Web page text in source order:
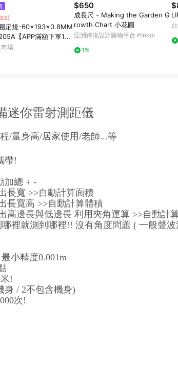
定規-60x193x0.8MM
【APP滿額下單1
一帳號最高1500點)】
場
$650
成長尺 - Making the Garden G
rowth Chart 小花圃
亞洲跨境設計購物平台 Pinkoi
1%
迷你雷射測距儀
/量身高/居家使用/老師...等
帶!
加總 + -
長寬 >>自動計算面積
長寬高 >>自動計算體積
邊長與低邊長 利用夾角運算 >>自動計
裡就測到哪裡!! 沒有角度問題 ( 一般聲
小精度0.001m
!
身 / 2不包含機身)
次!